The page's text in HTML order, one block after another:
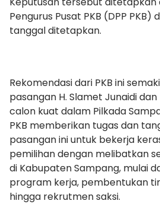
Pengurus Pusat PKB (DPP
tanggal ditetapkan.
Rekomendasi dari PKB ini
pasangan H. Slamet Junaidi
calon kuat dalam Pilkada
PKB memberikan tugas dan
pasangan ini untuk bekerja
pemilihan dengan melibatkan
di Kabupaten Sampang, mulai
program kerja, pembentukan
hingga rekrutmen saksi.